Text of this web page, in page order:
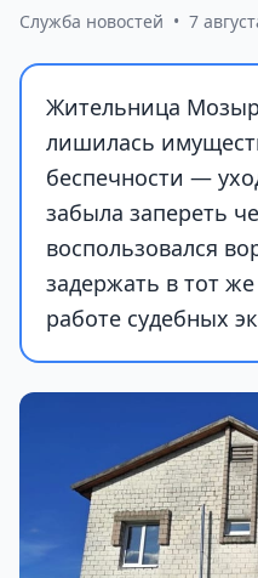
Служба новостей • 7
Жительница
лишилась
беспечности —
забыла запереть
воспользовался
задержать в тот
работе судебных